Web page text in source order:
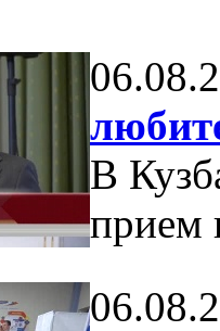
В
прием